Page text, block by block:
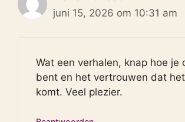
juni 15, 2026 om 10:31 am
Wat een verhalen, knap hoe je
bent en het vertrouwen dat
komt. Veel plezier.